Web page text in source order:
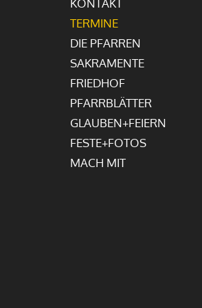
KONTAKT
TERMINE
DIE PFARREN
SAKRAMENTE
FRIEDHOF
PFARRBLÄTTER
GLAUBEN+FEIERN
FESTE+FOTOS
MACH MIT